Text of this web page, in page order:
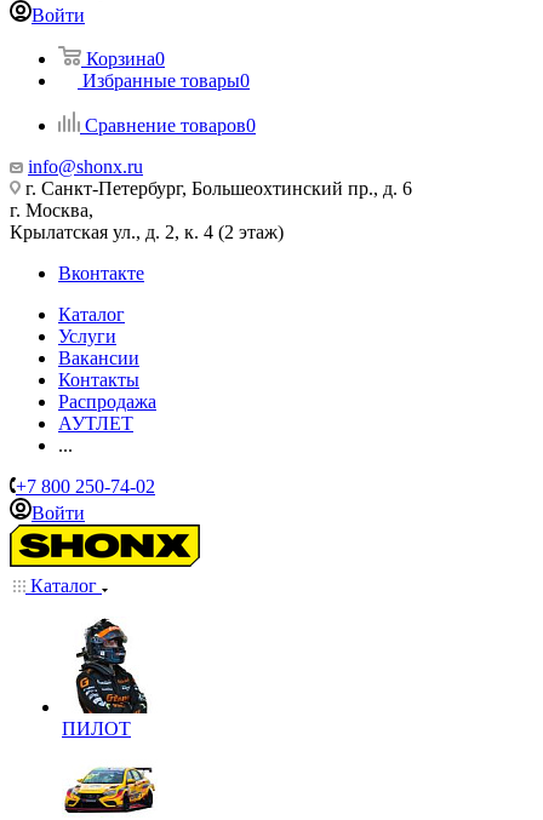
Войти
Корзина0
Избранные товары0
Сравнение товаров0
info@shonx.ru
г. Санкт-Петербург, Большеохтинский пр., д. 6
г. Москва,
Крылатская ул., д. 2, к. 4 (2 этаж)
Вконтакте
Каталог
Услуги
Вакансии
Контакты
Распродажа
АУТЛЕТ
...
+7 800 250-74-02
Войти
Каталог
ПИЛОТ